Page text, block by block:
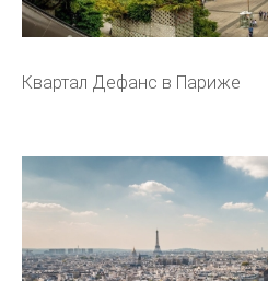
Квартал Дефанс в Париже